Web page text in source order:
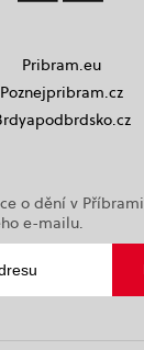
Pribram.eu
Poznejpribram.cz
o dění v Příbrami
e-mailu.